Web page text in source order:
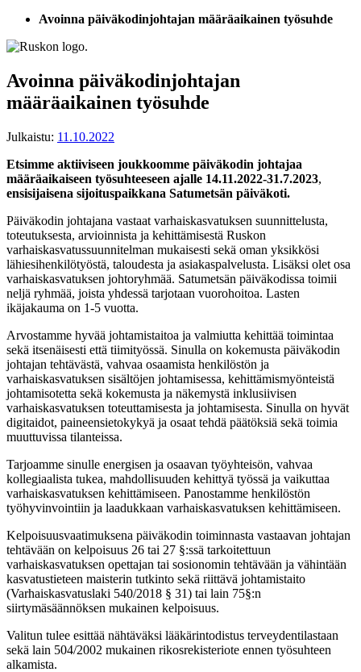
Avoinna päiväkodinjohtajan määräaikainen työsuhde
Avoinna päiväkodinjohtajan
määräaikainen työsuhde
Julkaistu: 11.10.2022
Etsimme aktiiviseen joukkoomme päiväkodin johtajaa
määräaikaiseen työsuhteeseen ajalle 14.11.2022-31.7.2023,
ensisijaisena sijoituspaikkana Satumetsän päiväkoti.
Päiväkodin johtajana vastaat varhaiskasvatuksen suunnittelusta,
toteutuksesta, arvioinnista ja kehittämisestä Ruskon
varhaiskasvatussuunnitelman mukaisesti sekä oman yksikkösi
lähiesihenkilötyöstä, taloudesta ja asiakaspalvelusta. Lisäksi olet osa
varhaiskasvatuksen johtoryhmää. Satumetsän päiväkodissa toimii
neljä ryhmää, joista yhdessä tarjotaan vuorohoitoa. Lasten
ikäjakauma on 1-5 vuotta.
Arvostamme hyvää johtamistaitoa ja valmiutta kehittää toimintaa
sekä itsenäisesti että tiimityössä. Sinulla on kokemusta päiväkodin
johtajan tehtävästä, vahvaa osaamista henkilöstön ja
varhaiskasvatuksen sisältöjen johtamisessa, kehittämismyönteistä
johtamisotetta sekä kokemusta ja näkemystä inklusiivisen
varhaiskasvatuksen toteuttamisesta ja johtamisesta. Sinulla on hyvät
digitaidot, paineensietokykyä ja osaat tehdä päätöksiä sekä toimia
muuttuvissa tilanteissa.
Tarjoamme sinulle energisen ja osaavan työyhteisön, vahvaa
kollegiaalista tukea, mahdollisuuden kehittyä työssä ja vaikuttaa
varhaiskasvatuksen kehittämiseen. Panostamme henkilöstön
työhyvinvointiin ja laadukkaan varhaiskasvatuksen kehittämiseen.
Kelpoisuusvaatimuksena päiväkodin toiminnasta vastaavan johtajan
tehtävään on kelpoisuus 26 tai 27 §:ssä tarkoitettuun
varhaiskasvatuksen opettajan tai sosionomin tehtävään ja vähintään
kasvatustieteen maisterin tutkinto sekä riittävä johtamistaito
(Varhaiskasvatuslaki 540/2018 § 31) tai lain 75§:n
siirtymäsäännöksen mukainen kelpoisuus.
Valitun tulee esittää nähtäväksi lääkärintodistus terveydentilastaan
sekä lain 504/2002 mukainen rikosrekisteriote ennen työsuhteen
alkamista.